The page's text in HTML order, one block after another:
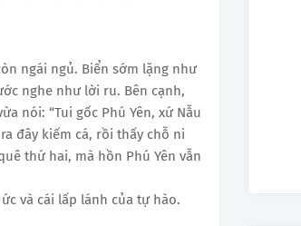
ngái ngủ. Biển sớm lặng như
nghe như lời ru. Bên cạnh,
nói: “Tui gốc Phú Yên, xứ Nẫu
đây kiếm cá, rồi thấy chỗ ni
thứ hai, mà hồn Phú Yên vẫn
và cái lấp lánh của tự hào.